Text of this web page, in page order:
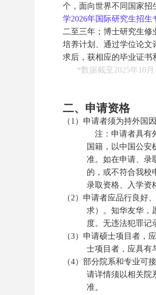
个，面向世界不同国家招
学2026年国际研究生招生
二至三年；博士研究生修
培养计划、通过学位论文
求后，获相应的毕业证书
*数据截至2025年10 月
二、申请资格
（1）申请者须为持外国
注：申请者具有
国籍，以中国公安
准。如在申请、录
的，或不符合我校
录取资格、入学资
（2）申请者应品行良好
求）。知华友华，
度。无违法犯罪记
（3）申请硕士项目者，
士项目者，应具有
（4）部分院系和专业可
请详情须以相关院
准。